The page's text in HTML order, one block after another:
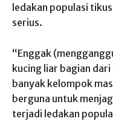
ledakan populasi
serius.
“Enggak
kucing liar bagian
banyak kelompok
berguna untuk
terjadi ledakan